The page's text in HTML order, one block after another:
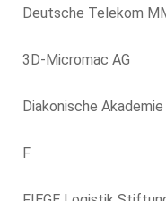
Deutsche Telekom
3D-Micromac AG
Diakonische
F